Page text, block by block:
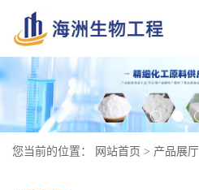
您当前的位置： 网站首页 > 产品展厅